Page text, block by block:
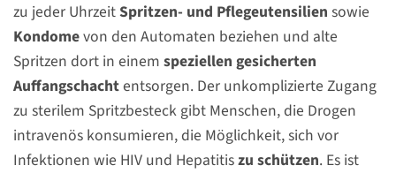
zu jeder UhrzeitSpritzen- und Pflegeutensilien sowie
Kondomevon den Automaten beziehen und alte
Spritzen dort in einem speziellen gesicherten
Auffangschachtentsorgen. Der unkomplizierte Zugang
zu sterilem Spritzbesteck gibt Menschen, die Drogen
intravenös konsumieren, die Möglichkeit, sich vor
Infektionen wie HIV und Hepatitiszu schützen. Es ist